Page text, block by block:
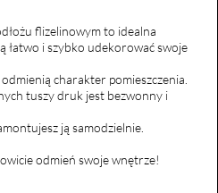
flizelinowym to idealna
łatwo i szybko udekorować swoje
charakter pomieszczenia.
tuszy druk jest bezwonny i
ją samodzielnie.
odmień swoje wnętrze!